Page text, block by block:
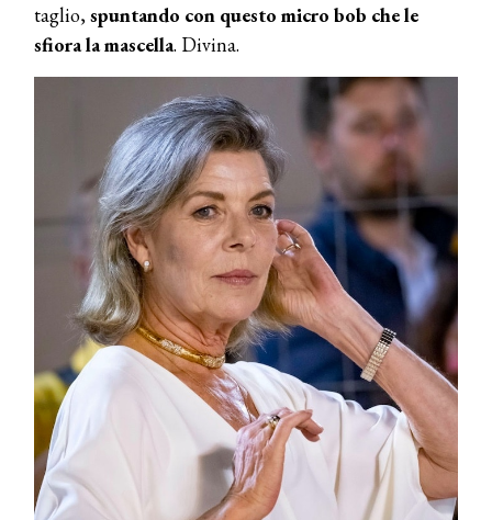
taglio,spuntando con questo micro bob che le
sfiora la mascella. Divina.